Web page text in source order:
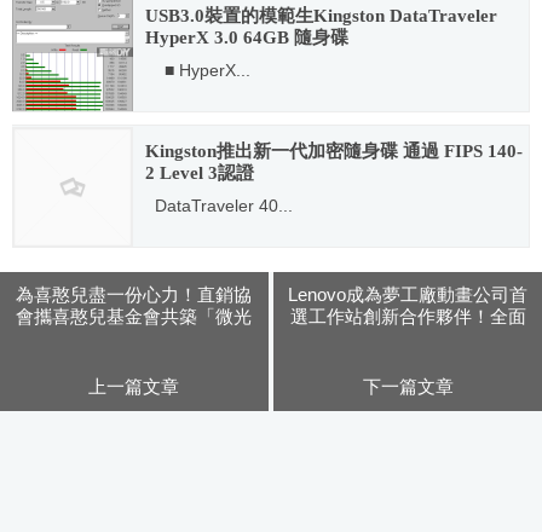
USB3.0裝置的模範生Kingston DataTraveler
HyperX 3.0 64GB 隨身碟
■ HyperX...
Kingston推出新一代加密隨身碟 通過 FIPS 140-
2 Level 3認證
DataTraveler 40...
為喜憨兒盡一份心力！直銷協
會攜喜憨兒基金會共築「微光
上一篇文章
Lenovo成為夢工廠動畫公司首
選工作站創新合作夥伴！全面
下一篇文章